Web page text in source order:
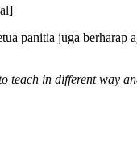
panitia juga
teach in different way